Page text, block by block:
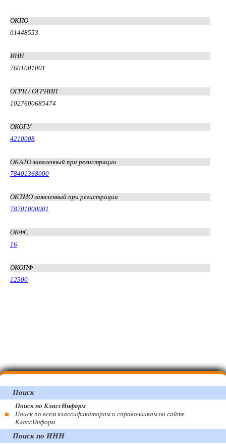
ОКПО
01448553
ИНН
7601001001
ОГРН / ОГРНИП
1027600685474
ОКОГУ
4210008
ОКАТО заявленный при регистрации
78401368000
ОКТМО заявленный при регистрации
78701000001
ОКФС
16
ОКОПФ
12300
Поиск
Поиск по КлассИнформ
Поиск по всем классификаторам и справочникам на сайте
КлассИнформ
Поиск по ИНН